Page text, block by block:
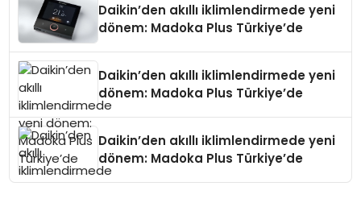
Daikin’den akıllı iklimlendirmede yeni
dönem: Madoka Plus Türkiye’de
Daikin’den akıllı iklimlendirmede yeni
dönem: Madoka Plus Türkiye’de
Daikin’den akıllı iklimlendirmede yeni
dönem: Madoka Plus Türkiye’de